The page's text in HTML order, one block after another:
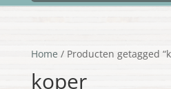
Home / Producten getagged
koper